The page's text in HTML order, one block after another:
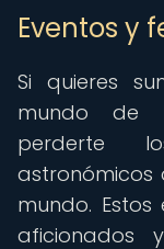
Eventos y
Si quieres
mundo de
perderte
mundo.
aficionados